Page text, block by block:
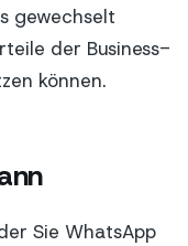
gewechselt
der Business-
können.
Sie WhatsApp